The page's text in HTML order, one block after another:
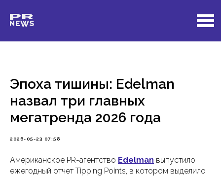
Эпоха тишины: Edelman
назвал три главных
мегатренда 2026 года
2026-05-23 07:58
Американское PR-агентство Edelman выпустило
ежегодный отчет Tipping Points, в котором выделило